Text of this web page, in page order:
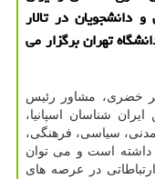
و دانشجویان در تالار
تهران برگزار می
خضری، مشاور رئیس
شناسان اسپانیا،
سیاسی، فرهنگی،
داشته است و می توان
در عرصه های